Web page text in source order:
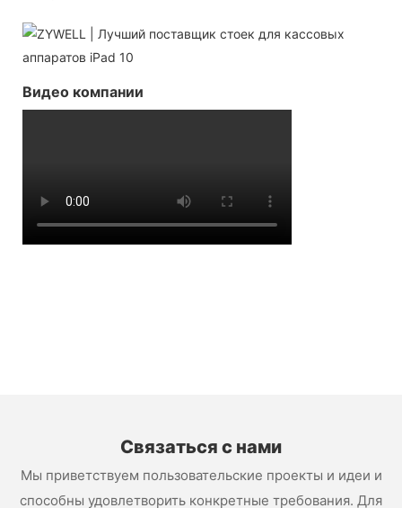
Видео компании
Связаться с нами
Мы приветствуем пользовательские проекты и идеи и
способны удовлетворить конкретные требования. Для